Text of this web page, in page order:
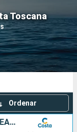
Toscana
Compañías
Ordenar
ITALIA, FRANCIA, ESPAÑA, ISLAS BALEARES